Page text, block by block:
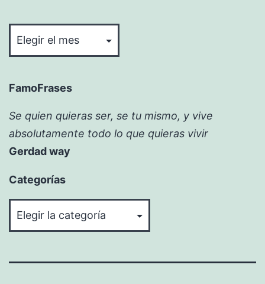
FamoFrases
Se quien quieras ser, se tu mismo, y vive
absolutamente todo lo que quieras vivir
Gerdad way
Categorías